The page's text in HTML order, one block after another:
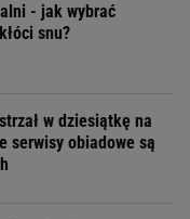
- jak wybrać
snu?
w dziesiątkę na
serwisy obiadowe są